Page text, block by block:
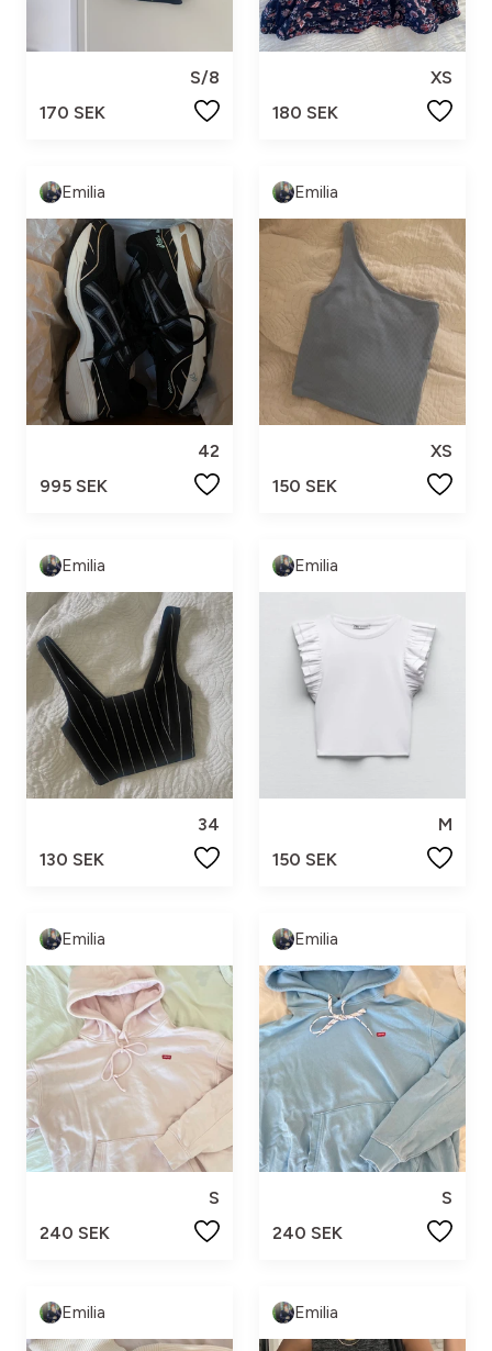
S/8
170 SEK
XS
180 SEK
Emilia
42
995 SEK
Emilia
XS
150 SEK
Emilia
34
130 SEK
Emilia
M
150 SEK
Emilia
S
240 SEK
Emilia
S
240 SEK
Emilia Emilia